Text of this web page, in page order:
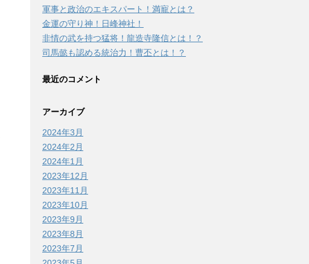
軍事と政治のエキスパート！満寵とは？
金運の守り神！日峰神社！
非情の武を持つ猛将！龍造寺隆信とは！？
司馬懿も認める統治力！曹丕とは！？
最近のコメント
アーカイブ
2024年3月
2024年2月
2024年1月
2023年12月
2023年11月
2023年10月
2023年9月
2023年8月
2023年7月